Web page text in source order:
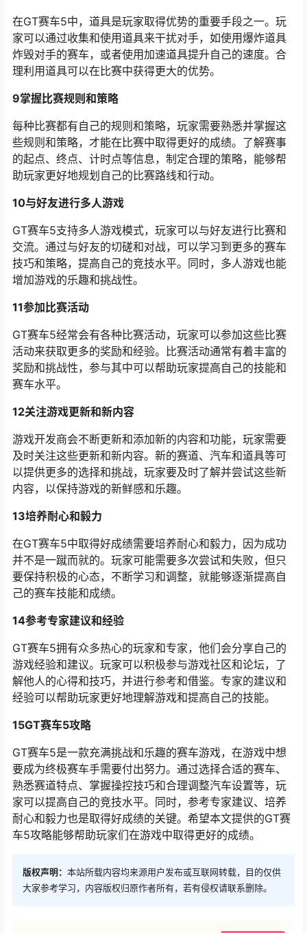
在GT赛车5中，道具是玩家取得优势的重要手段之一。玩
家可以通过收集和使用道具来干扰对手，如使用爆炸道具
炸毁对手的赛车，或者使用加速道具提升自己的速度。合
理利用道具可以在比赛中获得更大的优势。
9掌握比赛规则和策略
每种比赛都有自己的规则和策略，玩家需要熟悉并掌握这
些规则和策略，才能在比赛中取得更好的成绩。了解赛事
的起点、终点、计时点等信息，制定合理的策略，能够帮
助玩家更好地规划自己的比赛路线和行动。
10与好友进行多人游戏
GT赛车5支持多人游戏模式，玩家可以与好友进行比赛和
交流。通过与好友的切磋和对战，可以学习到更多的赛车
技巧和策略，提高自己的竞技水平。同时，多人游戏也能
增加游戏的乐趣和挑战性。
11参加比赛活动
GT赛车5经常会有各种比赛活动，玩家可以参加这些比赛
活动来获取更多的奖励和经验。比赛活动通常有着丰富的
奖励和挑战性，参与其中可以帮助玩家提高自己的技能和
赛车水平。
12关注游戏更新和新内容
游戏开发商会不断更新和添加新的内容和功能，玩家需要
及时关注这些更新和新内容。新的赛道、汽车和道具等可
以提供更多的选择和挑战，玩家要及时了解并尝试这些新
内容，以保持游戏的新鲜感和乐趣。
13培养耐心和毅力
在GT赛车5中取得好成绩需要培养耐心和毅力，因为成功
并不是一蹴而就的。玩家可能需要多次尝试和失败，但只
要保持积极的心态，不断学习和调整，就能够逐渐提高自
己的赛车技能和成绩。
14参考专家建议和经验
GT赛车5拥有众多热心的玩家和专家，他们会分享自己的
游戏经验和建议。玩家可以积极参与游戏社区和论坛，了
解他人的心得和技巧，并进行参考和借鉴。专家的建议和
经验可以帮助玩家更好地理解游戏和提高自己的技能。
15GT赛车5攻略
GT赛车5是一款充满挑战和乐趣的赛车游戏，在游戏中想
要成为终极赛车手需要付出努力。通过选择合适的赛车、
熟悉赛道特点、掌握操控技巧和合理调整汽车设置等，玩
家可以提高自己的竞技水平。同时，参考专家建议、培养
耐心和毅力也是取得好成绩的关键。希望本文提供的GT赛
车5攻略能够帮助玩家们在游戏中取得更好的成绩。
版权声明： 本站所载内容均来源用户发布或互联网转载，目的仅供
大家参考学习，内容版权归原作者所有，若有侵权请联系删除。